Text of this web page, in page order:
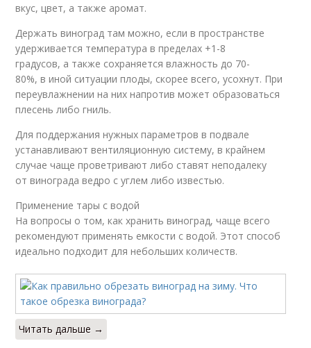
вкус, цвет, а также аромат.
Держать виноград там можно, если в пространстве
удерживается температура в пределах +1-8
градусов, а также сохраняется влажность до 70-
80%, в иной ситуации плоды, скорее всего, усохнут. При
переувлажнении на них напротив может образоваться
плесень либо гниль.
Для поддержания нужных параметров в подвале
устанавливают вентиляционную систему, в крайнем
случае чаще проветривают либо ставят неподалеку
от винограда ведро с углем либо известью.
Применение тары с водой
На вопросы о том, как хранить виноград, чаще всего
рекомендуют применять емкости с водой. Этот способ
идеально подходит для небольших количеств.
Читать дальше →